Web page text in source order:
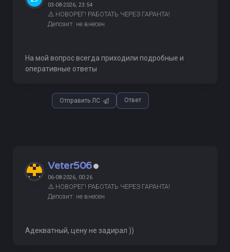
03-08-2026, 23:54
⚠️ НОВОРЕГ! РАБОТАТЬ ЧЕРЕЗ ГАРАНТА!
Депозит: не внесен
На мой вопрос всегда приходили подробные и
оперативные ответы
Отправить ЛС Ответ
Veter506
06-08-2026, 00:26
⚠️ НОВОРЕГ! РАБОТАТЬ ЧЕРЕЗ ГАРАНТА!
Депозит: не внесен
Адекватный, цену не задирал ))